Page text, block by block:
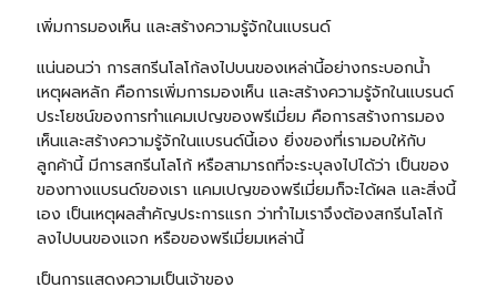
เพิ่มการมองเห็น และสร้างความรู้จักในแบรนด์
แน่นอนว่า การสกรีนโลโก้ลงไปบนของเหล่านี้อย่างกระบอกน้ำ
เหตุผลหลัก คือการเพิ่มการมองเห็น และสร้างความรู้จักในแบรนด์
ประโยชน์ของการทำแคมเปญของพรีเมี่ยม คือการสร้างการมอง
เห็นและสร้างความรู้จักในแบรนด์นี้เอง ยิ่งของที่เรามอบให้กับ
ลูกค้านี้ มีการสกรีนโลโก้ หรือสามารถที่จะระบุลงไปได้ว่า เป็นของ
ของทางแบรนด์ของเรา แคมเปญของพรีเมี่ยมก็จะได้ผล และสิ่งนี้
เอง เป็นเหตุผลสำคัญประการแรก ว่าทำไมเราจึงต้องสกรีนโลโก้
ลงไปบนของแจก หรือของพรีเมี่ยมเหล่านี้
เป็นการแสดงความเป็นเจ้าของ